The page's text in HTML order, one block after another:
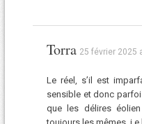
Torra 25 février 2025
Le réel, s’il est
sensible et donc
que les délires